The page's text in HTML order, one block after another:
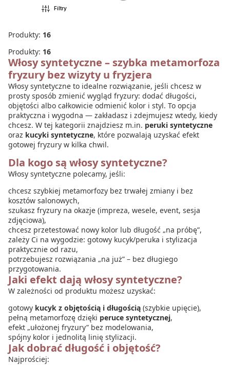
Filtry
Produkty: 16
Produkty: 16
Włosy syntetyczne – szybka metamorfoza
fryzury bez wizyty u fryzjera
Włosy syntetyczne to idealne rozwiązanie, jeśli chcesz w
prosty sposób zmienić wygląd fryzury: dodać długości,
objętości albo całkowicie odmienić kolor i styl. To opcja
praktyczna i wygodna — zakładasz i zdejmujesz wtedy, kiedy
chcesz. W tej kategorii znajdziesz m.in. peruki syntetyczne
oraz kucyki syntetyczne, które pozwalają uzyskać efekt
gotowej fryzury w kilka chwil.
Dla kogo są włosy syntetyczne?
Włosy syntetyczne polecamy, jeśli:
chcesz szybkiej metamorfozy bez trwałej zmiany i bez
kosztów salonowych,
szukasz fryzury na okazje (impreza, wesele, event, sesja
zdjęciowa),
chcesz przetestować nowy kolor lub długość „na próbę”,
zależy Ci na wygodzie: gotowy kucyk/peruka i stylizacja
praktycznie od razu,
potrzebujesz rozwiązania „na już” – bez długiego
przygotowania.
Jaki efekt dają włosy syntetyczne?
W zależności od produktu możesz uzyskać:
gotowy kucyk z objętością i długością (szybkie upięcie),
pełną metamorfozę dzięki peruce syntetycznej,
efekt „ułożonej fryzury” bez modelowania,
spójny kolor i jednolitą linię stylizacji.
Jak dobrać długość i objętość?
Najprościej: